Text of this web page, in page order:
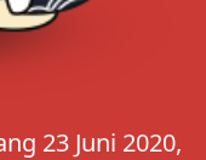
23 Juni 2020,